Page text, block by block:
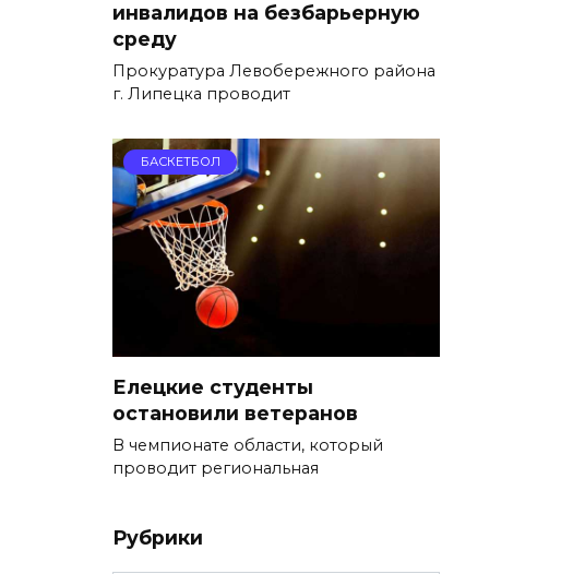
инвалидов на безбарьерную
среду
Прокуратура Левобережного района
г. Липецка проводит
БАСКЕТБОЛ
Елецкие студенты
остановили ветеранов
В чемпионате области, который
проводит региональная
Рубрики